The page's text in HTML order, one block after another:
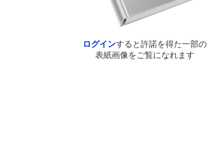
ログインすると許諾を得た一部の
表紙画像をご覧になれます